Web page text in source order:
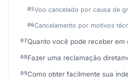
Voo cancelado por causa de
Cancelamento por motivos
Quanto você pode receber
Fazer uma reclamação
Como obter facilmente sua